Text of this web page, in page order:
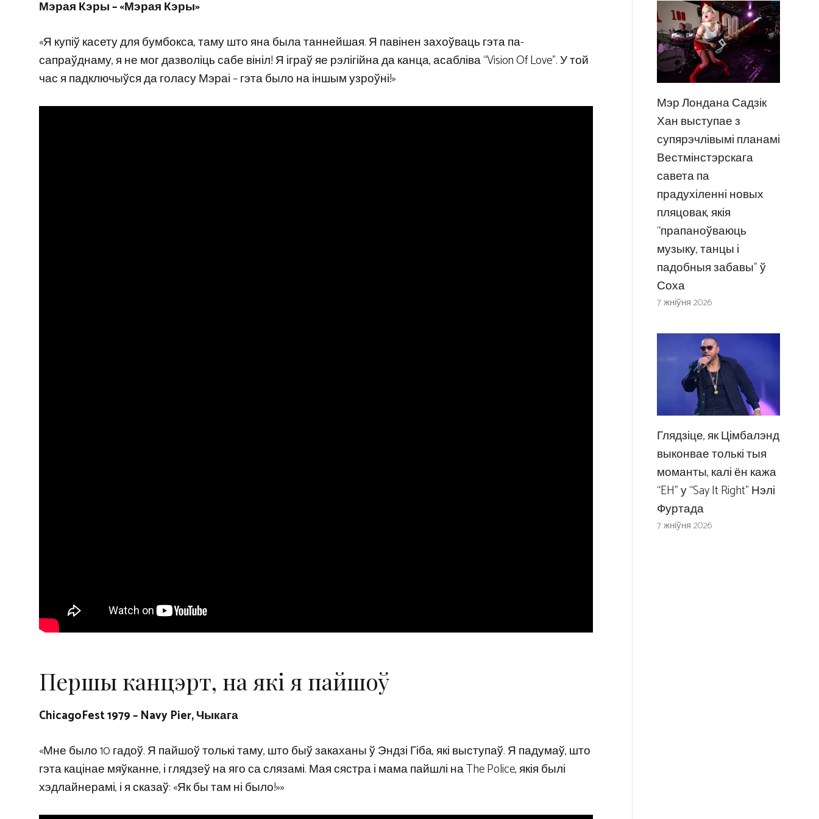
Мэрая Кэры – «Мэрая Кэры»
«Я купіў касету для бумбокса, таму што яна была таннейшая. Я павінен захоўваць гэта па-
сапраўднаму, я не мог дазволіць сабе вініл! Я іграў яе рэлігійна да канца, асабліва “Vision Of Love”. У той
час я падключыўся да голасу Мэраі – гэта было на іншым узроўні!»
Першы канцэрт, на які я пайшоў
ChicagoFest 1979 – Navy Pier, Чыкага
«Мне было 10 гадоў. Я пайшоў толькі таму, што быў закаханы ў Эндзі Гіба, які выступаў. Я падумаў, што
гэта кацінае мяўканне, і глядзеў на яго са слязамі. Мая сястра і мама пайшлі на The Police, якія былі
хэдлайнерамі, і я сказаў: «Як бы там ні было!»»
Мэр Лондана Садзік
Хан выступае з
супярэчлівымі планамі
Вестмінстэрскага
савета па
прадухіленні новых
пляцовак, якія
“прапаноўваюць
музыку, танцы і
падобныя забавы” ў
Соха
7 жніўня 2026
Глядзіце, як Цімбалэнд
выконвае толькі тыя
моманты, калі ён кажа
“EH” у “Say It Right” Нэлі
Фуртада
7 жніўня 2026